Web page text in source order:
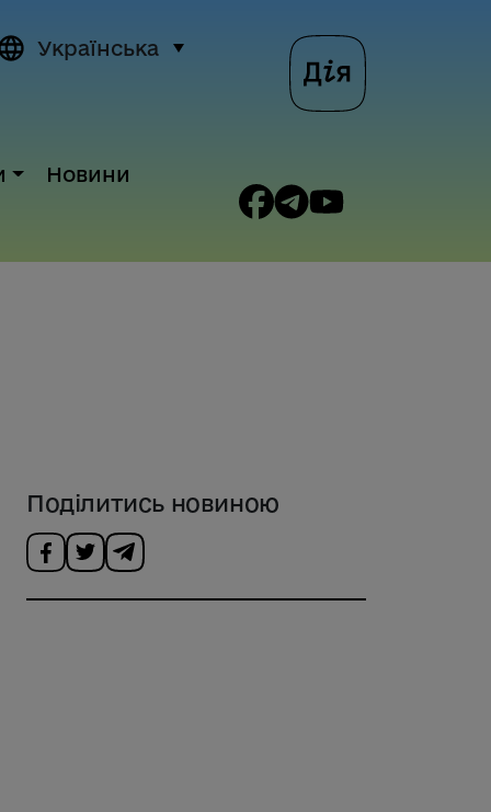
Українська
Новини
Поділитись новиною